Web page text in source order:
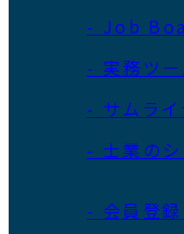
- Job
- 実務ツー
- サムラ
- 士業のシ
- 会員登